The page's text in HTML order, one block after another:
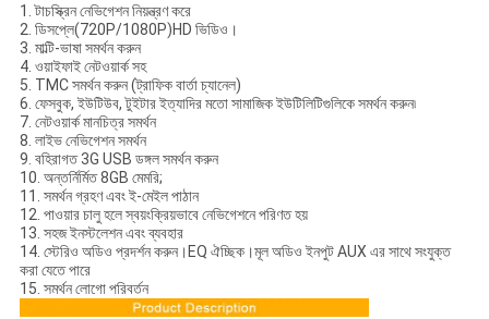
1. টাচস্ক্রিন নেভিগেশন নিয়ন্ত্রণ করে
2. ডিসপ্লে(720P/1080P)HD ভিডিও।
3. মাল্টি-ভাষা সমর্থন করুন
4. ওয়াইফাই নেটওয়ার্ক সহ
5. TMC সমর্থন করুন (ট্রাফিক বার্তা চ্যানেল)
6. ফেসবুক, ইউটিউব, টুইটার ইত্যাদির মতো সামাজিক ইউটিলিটিগুলিকে সমর্থন করুন৷
7. নেটওয়ার্ক মানচিত্র সমর্থন
8. লাইভ নেভিগেশন সমর্থন
9. বহিরাগত 3G USB ডঙ্গল সমর্থন করুন
10. অন্তর্নির্মিত 8GB মেমরি;
11. সমর্থন গ্রহণ এবং ই-মেইল পাঠান
12. পাওয়ার চালু হলে স্বয়ংক্রিয়ভাবে নেভিগেশনে পরিণত হয়
13. সহজ ইনস্টলেশন এবং ব্যবহার
14. স্টেরিও অডিও প্রদর্শন করুন।EQ ঐচ্ছিক।মূল অডিও ইনপুট AUX এর সাথে সংযুক্ত
করা যেতে পারে
15. সমর্থন লোগো পরিবর্তন